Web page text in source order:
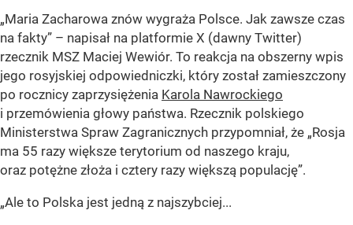
„Maria Zacharowa znów wygraża Polsce. Jak zawsze czas
na fakty” – napisał na platformie X (dawny Twitter)
rzecznik MSZ Maciej Wewiór. To reakcja na obszerny wpis
jego rosyjskiej odpowiedniczki, który został zamieszczony
po rocznicy zaprzysiężenia Karola Nawrockiego
i przemówienia głowy państwa. Rzecznik polskiego
Ministerstwa Spraw Zagranicznych przypomniał, że „Rosja
ma 55 razy większe terytorium od naszego kraju,
oraz potężne złoża i cztery razy większą populację”.
„Ale to Polska jest jedną z najszybciej...